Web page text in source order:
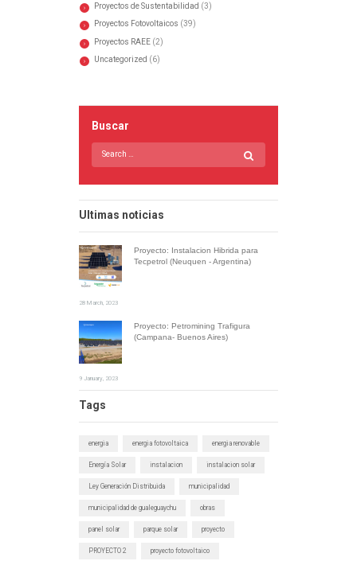
Proyectos de Sustentabilidad (3)
Proyectos Fotovoltaicos (39)
Proyectos RAEE(2)
Uncategorized (6)
Buscar
Ultimas noticias
Proyecto: Instalacion Hibrida para
Tecpetrol (Neuquen - Argentina)
28 March, 2023
Proyecto: Petromining Trafigura
(Campana- Buenos Aires)
9 January, 2023
Tags
energia energia fotovoltaica energia renovable
Energía Solar instalacion instalacion solar
Ley Generación Distribuida municipalidad
municipalidad de gualeguaychu obras
panel solar parque solar proyecto
PROYECTO 2 proyecto fotovoltaico